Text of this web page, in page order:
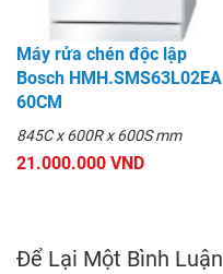
Máy rửa chén độc lập
Bosch HMH.SMS63L02EA
60CM
845C x 600R x 600S mm
21.000.000 VND
Để Lại Một Bình Luận